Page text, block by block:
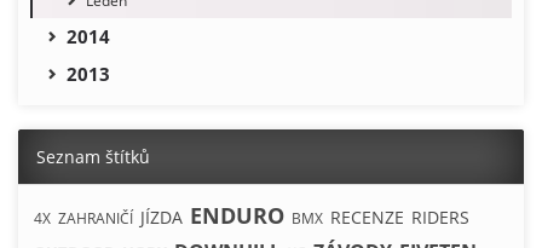
2014
2013
Seznam štítků
4X ZAHRANIČÍ JÍZDA ENDURO BMX RECENZE RIDERS